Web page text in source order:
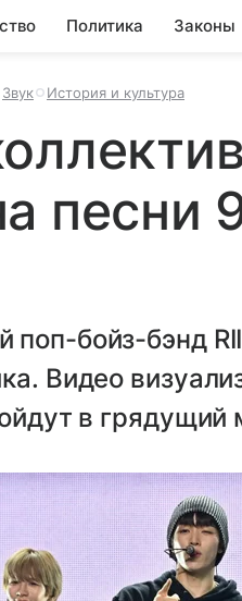
Политика Законы
Звук История и культура
песни
бойз-бэнд
Видео
в грядущий